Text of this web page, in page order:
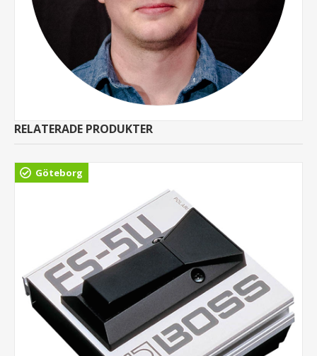
RELATERADE PRODUKTER
Göteborg